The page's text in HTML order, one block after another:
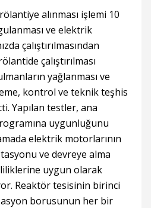
alınması işlemi 10
ve elektrik
çalıştırılmasından
çalıştırılması
yağlanması ve
kontrol ve teknik teşhis
Yapılan testler, ana
uygunluğunu
elektrik motorlarının
ve devreye alma
uygun olarak
Reaktör tesisinin birinci
borusunun her bir